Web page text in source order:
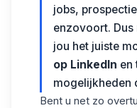
jobs,
enzovoort.
jou het juiste
op LinkedIn en
mogelijkheden
Bent u net zo